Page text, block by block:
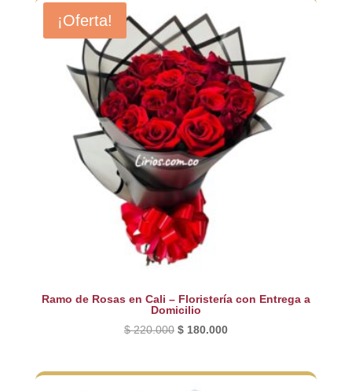
¡Oferta!
Ramo de Rosas en Cali – Floristería con Entrega a
Domicilio
$220.000 El
$180.000El